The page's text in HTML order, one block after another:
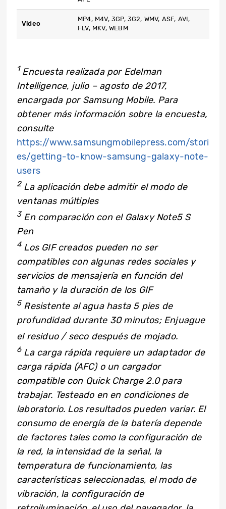
Video
MP4, M4V, 3GP, 3G2, WMV, ASF, AVI,
FLV, MKV, WEBM
1 Encuesta realizada por Edelman
Intelligence, julio – agosto de 2017,
encargada por Samsung Mobile. Para
obtener más información sobre la encuesta,
consulte
https://www.samsungmobilepress.com/stori
es/getting-to-know-samsung-galaxy-note-
users
2 La aplicación debe admitir el modo de
ventanas múltiples
3 En comparación con el Galaxy Note5 S
Pen
4 Los GIF creados pueden no ser
compatibles con algunas redes sociales y
servicios de mensajería en función del
tamaño y la duración de los GIF
5 Resistente al agua hasta 5 pies de
profundidad durante 30 minutos; Enjuague
el residuo / seco después de mojado.
6 La carga rápida requiere un adaptador de
carga rápida (AFC) o un cargador
compatible con Quick Charge 2.0 para
trabajar. Testeado en en condiciones de
laboratorio. Los resultados pueden variar. El
consumo de energía de la batería depende
de factores tales como la configuración de
la red, la intensidad de la señal, la
temperatura de funcionamiento, las
características seleccionadas, el modo de
vibración, la configuración de